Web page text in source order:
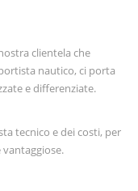
clientela che
nautico, ci porta
e differenziate.
tecnico e dei costi, per